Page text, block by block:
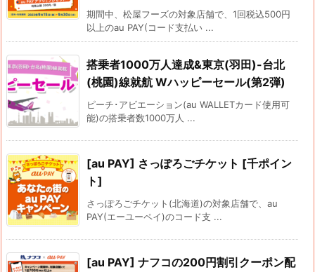
期間中、松屋フーズの対象店舗で、1回税込500円
以上のau PAY(コード支払い ...
搭乗者1000万人達成&東京(羽田)-台北
(桃園)線就航 Wハッピーセール(第2弾)
ピーチ･アビエーション(au WALLETカード使用可
能)の搭乗者数1000万人 ...
[au PAY] さっぽろごチケット [千ポイン
ト]
さっぽろごチケット(北海道)の対象店舗で、au
PAY(エーユーペイ)のコード支 ...
[au PAY] ナフコの200円割引クーポン配